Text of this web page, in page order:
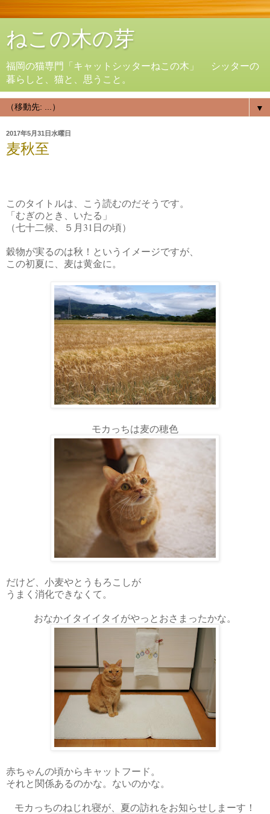
ねこの木の芽
福岡の猫専門「キャットシッターねこの木」 シッターの
暮らしと、猫と、思うこと。
▼
2017年5月31日水曜日
麦秋至
このタイトルは、こう読むのだそうです。
「むぎのとき、いたる」
（七十二候、５月31日の頃）
穀物が実るのは秋！というイメージですが、
この初夏に、麦は黄金に。
モカっちは麦の穂色
だけど、小麦やとうもろこしが
うまく消化できなくて。
おなかイタイイタイがやっとおさまったかな。
赤ちゃんの頃からキャットフード。
それと関係あるのかな。ないのかな。
モカっちのねじれ寝が、夏の訪れをお知らせしまーす！